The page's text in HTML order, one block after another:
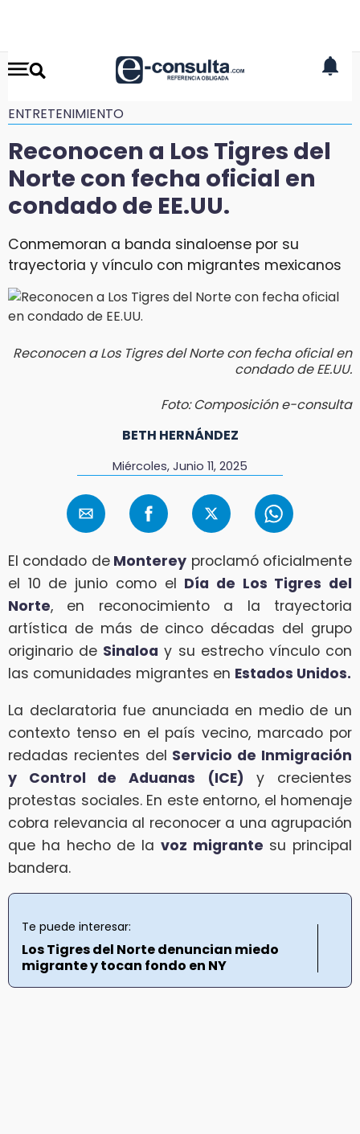
ENTRETENIMIENTO
Reconocen a Los Tigres del
Norte con fecha oficial en
condado de EE.UU.
Conmemoran a banda sinaloense por su
trayectoria y vínculo con migrantes mexicanos
Reconocen a Los Tigres del Norte con fecha oficial en
condado de EE.UU.
Foto: Composición e-consulta
BETH HERNÁNDEZ
Miércoles, Junio 11, 2025
El condado deMonterey proclamó oficialmente
el 10 de junio como el Día de Los Tigres del
Norte, en reconocimiento a la trayectoria
artística de más de cinco décadas del grupo
originario de Sinaloa y su estrecho vínculo con
las comunidades migrantes en Estados Unidos.
La declaratoria fue anunciada en medio de un
contexto tenso en el país vecino, marcado por
redadas recientes del Servicio de Inmigración
y Control de Aduanas (ICE) y crecientes
protestas sociales. En este entorno, el homenaje
cobra relevancia al reconocer a una agrupación
que ha hecho de la voz migrante su principal
bandera.
Te puede interesar:
Los Tigres del Norte denuncian miedo
migrante y tocan fondo en NY